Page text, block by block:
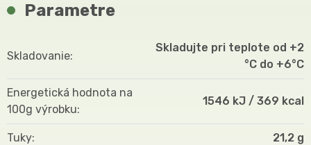
Parametre
Skladovanie
Skladujte pri teplote od +2
°C do +6°C
Energetická hodnota na
100g výrobku
1546 kJ / 369 kcal
Tuky 21,2 g